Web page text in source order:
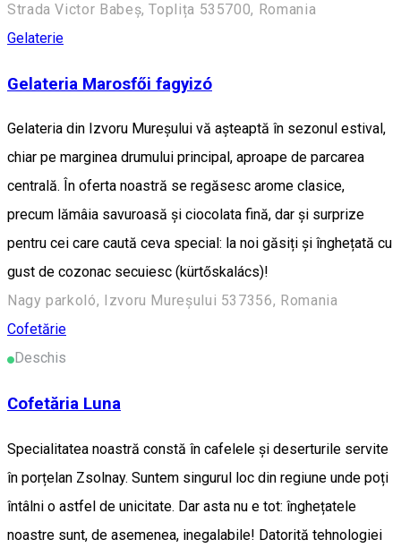
Strada Victor Babeș, Toplița 535700, Romania
Gelaterie
Gelateria Marosfői fagyizó
Gelateria din Izvoru Mureșului vă așteaptă în sezonul estival,
chiar pe marginea drumului principal, aproape de parcarea
centrală. În oferta noastră se regăsesc arome clasice,
precum lămâia savuroasă și ciocolata fină, dar și surprize
pentru cei care caută ceva special: la noi găsiți și înghețată cu
gust de cozonac secuiesc (kürtőskalács)!
Nagy parkoló, Izvoru Mureșului 537356, Romania
Cofetărie
Deschis
Cofetăria Luna
Specialitatea noastră constă în cafelele și deserturile servite
în porțelan Zsolnay. Suntem singurul loc din regiune unde poți
întâlni o astfel de unicitate. Dar asta nu e tot: înghețatele
noastre sunt, de asemenea, inegalabile! Datorită tehnologiei